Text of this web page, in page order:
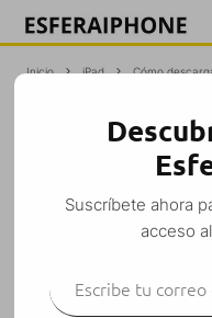
Inicio iPad Cómo
CÓMO
MUSIC PARA
M. Alejandro
iPhone iPod
Suscríbete ahora
acceso